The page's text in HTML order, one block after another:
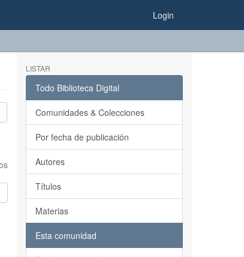
Login
LISTAR
Todo Biblioteca Digital
Comunidades & Colecciones
Por fecha de publicación
Autores
Títulos
Materias
Esta comunidad